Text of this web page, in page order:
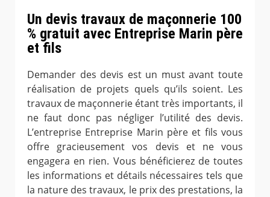
Un devis travaux de maçonnerie 100
% gratuit avec Entreprise Marin père
et fils
Demander des devis est un must avant toute
réalisation de projets quels qu’ils soient. Les
travaux de maçonnerie étant très importants, il
ne faut donc pas négliger l’utilité des devis.
L’entreprise Entreprise Marin père et fils vous
offre gracieusement vos devis et ne vous
engagera en rien. Vous bénéficierez de toutes
les informations et détails nécessaires tels que
la nature des travaux, le prix des prestations, la